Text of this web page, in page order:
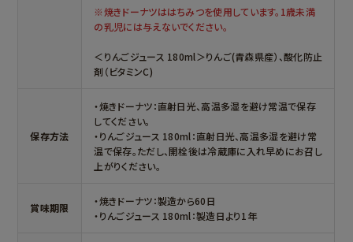
※焼きドーナツははちみつを使用しています。1歳未満
の乳児には与えないでください。
＜りんごジュース 180ml＞りんご(青森県産）、酸化防止
剤（ビタミンC)
保存方法
・焼きドーナツ：直射日光、高温多湿を避け常温で保存
してください。
・りんごジュース 180ml：直射日光、高温多湿を避け常
温で保存。ただし、開栓後は冷蔵庫に入れ早めにお召し
上がりください。
賞味期限
・焼きドーナツ：製造から60日
・りんごジュース 180ml：製造日より1年